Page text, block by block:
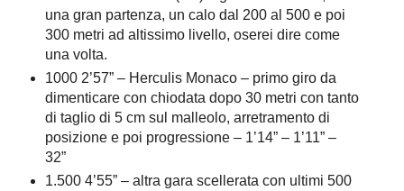
una gran partenza, un calo dal 200 al 500 e poi
300 metri ad altissimo livello, oserei dire come
una volta.
1000 2’57” – Herculis Monaco – primo giro da
dimenticare con chiodata dopo 30 metri con tanto
di taglio di 5 cm sul malleolo, arretramento di
posizione e poi progressione – 1’14” – 1’11” –
32”
1.500 4’55” – altra gara scellerata con ultimi 500